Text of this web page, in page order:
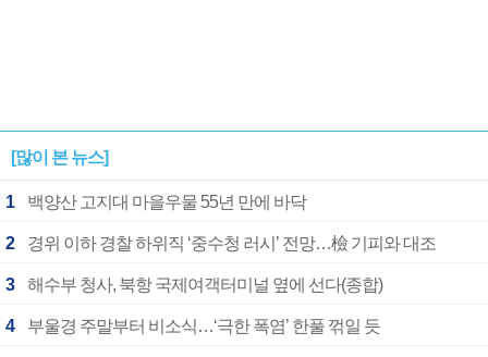
[많이 본 뉴스]
1 백양산 고지대 마을우물 55년 만에 바닥
2 경위 이하 경찰 하위직 ‘중수청 러시’ 전망…檢 기피와 대조
3 해수부 청사, 북항 국제여객터미널 옆에 선다(종합)
4 부울경 주말부터 비소식…‘극한 폭염’ 한풀 꺾일 듯